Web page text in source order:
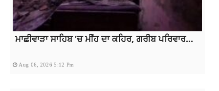
ਮਾਛੀਵਾੜਾ ਸਾਹਿਬ ‘ਚ ਮੀਂਹ ਦਾ ਕਹਿਰ, ਗਰੀਬ ਪਰਿਵਾਰ...
Aug 06, 2026 5:12 Pm